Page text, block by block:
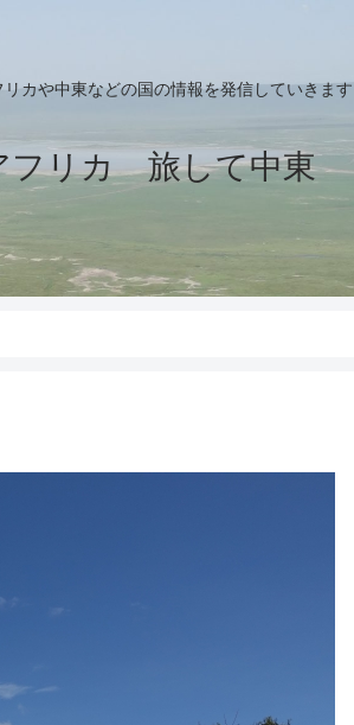
カや中東などの国の情報を発信していきます
フリカ 旅して中東